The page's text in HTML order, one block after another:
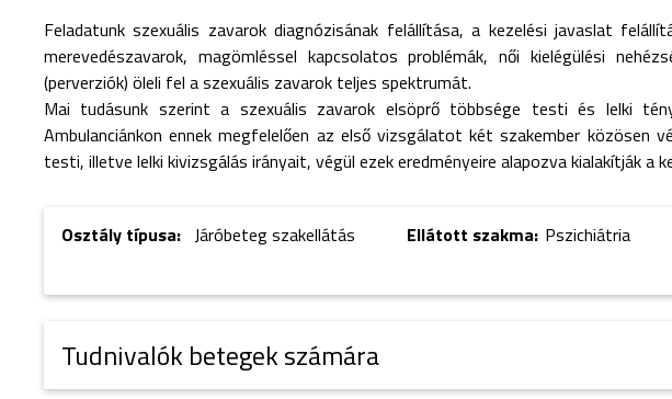
Feladatunk szexuális zavarok diagnózisának felállítása, a kezelési javaslat
merevedészavarok, magömléssel kapcsolatos problémák, női kielégülési
(perverziók) öleli fel a szexuális zavarok teljes spektrumát.
Mai tudásunk szerint a szexuális zavarok elsöprő többsége testi és lelki
Ambulanciánkon ennek megfelelően az első vizsgálatot két szakember közösen
testi, illetve lelki kivizsgálás irányait, végül ezek eredményeire alapozva kialakítják a
Osztály típusa: Járóbeteg szakellátás Ellátott szakma: Pszichiátria
Tudnivalók betegek számára